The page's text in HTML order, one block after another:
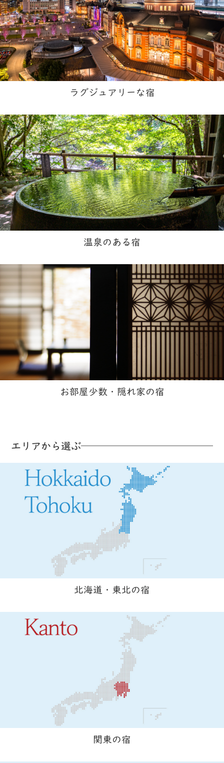
ラグジュアリーな宿
温泉のある宿
お部屋少数・隠れ家の宿​
エリアから選ぶ
北海道・東北の宿
関東の宿